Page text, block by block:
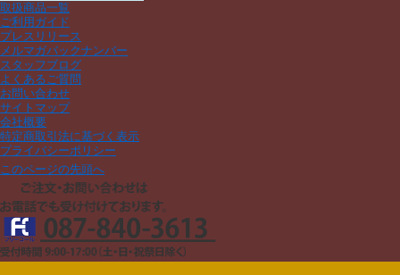
取扱商品一覧
ご利用ガイド
プレスリリース
メルマガバックナンバー
スタッフブログ
よくあるご質問
お問い合わせ
サイトマップ
会社概要
特定商取引法に基づく表示
プライバシーポリシー
このページの先頭へ